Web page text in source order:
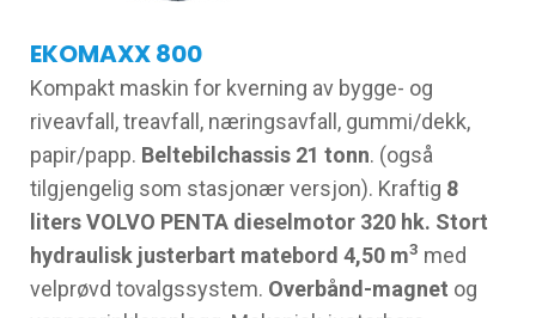
EKOMAXX 800
Kompakt maskin for kverning av bygge- og
riveavfall, treavfall, næringsavfall, gummi/dekk,
papir/papp. Beltebilchassis 21 tonn. (også
tilgjengelig som stasjonær versjon). Kraftig 8
liters VOLVO PENTA dieselmotor 320 hk. Stort
hydraulisk justerbart matebord 4,50 m3 med
velprøvd tovalgssystem. Overbånd-magnet og